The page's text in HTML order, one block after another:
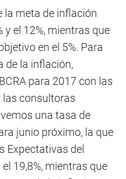
la meta de inflación
y el 12%, mientras que
en el 5%. Para
de la inflación,
para 2017 con las
consultoras
una tasa de
junio próximo, la que
Expectativas del
19,8%, mientras que